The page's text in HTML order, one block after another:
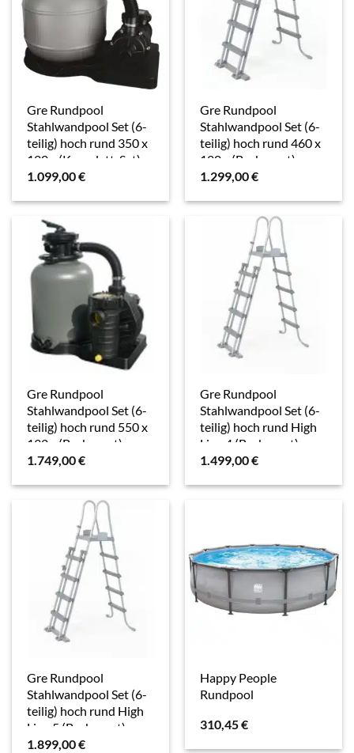
Gre Rundpool
Stahlwandpool Set (6-
teilig) hoch rund 350 x
120 c (Komplett-Set),
verzinkte Stahlwand
1.099,00€
Gre Rundpool
Stahlwandpool Set (6-
teilig) hoch rund 460 x
120 c (Beckenset),
verzinkte Stahlwand
1.299,00€
Gre Rundpool
Stahlwandpool Set (6-
teilig) hoch rund 550 x
132 c (Beckenset),
verzinkte Stahlwand
1.749,00€
Gre Rundpool
Stahlwandpool Set (6-
teilig) hoch rund High
Line 4 (Beckenset),
verzinkte Stahlwand
1.499,00€
Gre Rundpool
Stahlwandpool Set (6-
teilig) hoch rund High
Line 5 (Beckenset),
verzinkte Stahlwand
1.899,00€
Happy People
Rundpool
310,45€